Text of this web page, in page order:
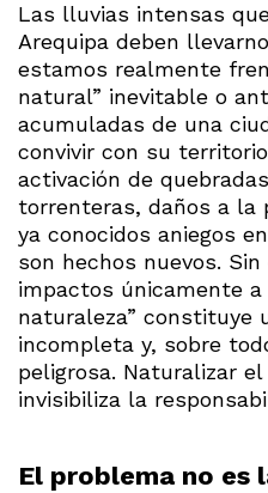
Las lluvias intensas
Arequipa deben
estamos realmente
natural” inevitable o
acumuladas de una
convivir con su
activación de
torrenteras, daños a la
ya conocidos aniegos
son hechos nuevos.
impactos únicamente
naturaleza” constituye
incompleta y, sobre
peligrosa. Naturalizar
invisibiliza la
El problema no es